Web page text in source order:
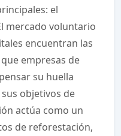
el
mercado voluntario
encuentran las
empresas de
su huella
objetivos de
actúa como un
de reforestación,